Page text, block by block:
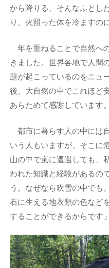
から降りる、そんなふとし
り、火照った体を冷ますの
年を重ねることで自然へ
きました。世界各地で人間
題が起こっているのをニュ
後、大自然の中でこれほど
あらためて感謝しています。
都市に暮らす人の中には
いう人もいますが、そこに
山の中で嵐に遭遇しても、
われた知識と経験があるの
う。なぜなら吹雪の中でも
石に生える地衣類の色など
することができるからです」